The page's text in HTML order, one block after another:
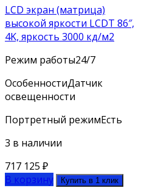
LCD экран (матрица)
высокой яркости LCDT 86″,
4K, яркость 3000 кд/м2
Режим работы24/7
ОсобенностиДатчик
освещенности
Портретный режимЕсть
3 в наличии
717 125 ₽
В корзину
Купить в 1 клик